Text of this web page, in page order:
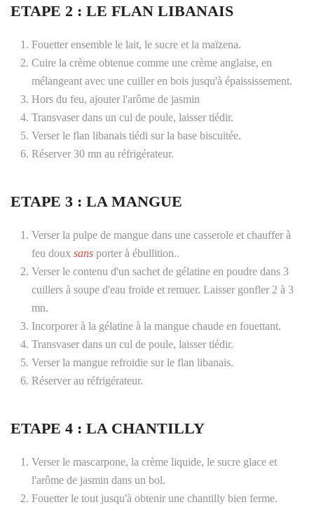
ETAPE 2 : LE FLAN LIBANAIS
Fouetter ensemble le lait, le sucre et la maïzena.
Cuire la crème obtenue comme une crème anglaise, en
mélangeant avec une cuiller en bois jusqu'à épaississement.
Hors du feu, ajouter l'arôme de jasmin
Transvaser dans un cul de poule, laisser tiédir.
Verser le flan libanais tiédi sur la base biscuitée.
Réserver 30 mn au réfrigérateur.
ETAPE 3 : LA MANGUE
Verser la pulpe de mangue dans une casserole et chauffer à
feu doux sans porter à ébullition..
Verser le contenu d'un sachet de gélatine en poudre dans 3
cuillers à soupe d'eau froide et remuer. Laisser gonfler 2 à 3
mn.
Incorporer à la gélatine à la mangue chaude en fouettant.
Transvaser dans un cul de poule, laisser tiédir.
Verser la mangue refroidie sur le flan libanais.
Réserver au réfrigérateur.
ETAPE 4 : LA CHANTILLY
Verser le mascarpone, la crème liquide, le sucre glace et
l'arôme de jasmin dans un bol.
Fouetter le tout jusqu'à obtenir une chantilly bien ferme.